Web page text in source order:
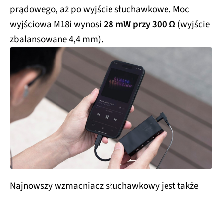
prądowego, aż po wyjście słuchawkowe. Moc
wyjściowa M18i wynosi28 mW przy 300 Ω (wyjście
zbalansowane 4,4 mm).
Najnowszy wzmacniacz słuchawkowy jest także